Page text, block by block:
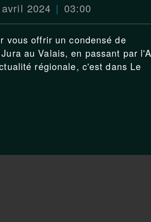
2024 03:00
vous offrir un condensé de
au Valais, en passant par
régionale, c'est dans Le